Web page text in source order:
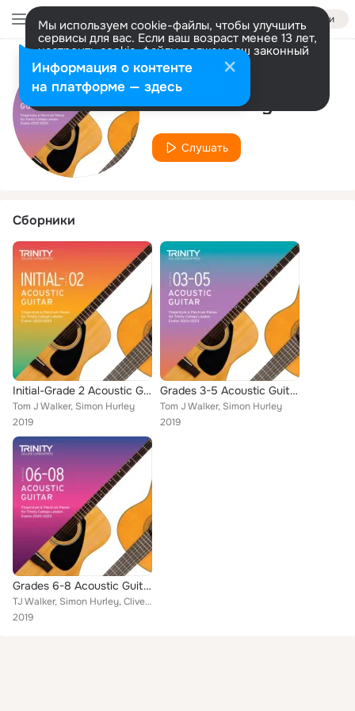
Войти
Мы используем cookie-файлы, чтобы улучшить
сервисы для вас. Если ваш возраст менее 13 лет,
настроить cookie-файлы должен ваш законный
представитель. Больше информации
Разрешить все Настроить
Исполнитель
Simon Hurley
Слушать
Сборники
Initial-Grade 2 Acoustic Guitar Fingerstyle & Plectrum Pieces for Trinity College London Exams 2020-2023
Tom J Walker, Simon Hurley
2019
Grades 3-5 Acoustic Guitar Fingerstyle & Plectrum Pieces for Trinity College London Exams 2020-2023
Tom J Walker, Simon Hurley
2019
Grades 6-8 Acoustic Guitar Fingerstyle & Plectrum Pieces for Trinity College London Exams 2020-2023
TJ Walker, Simon Hurley, Clive Carroll, Mike Dawes
2019
Информация о контенте
на платформе — здесь